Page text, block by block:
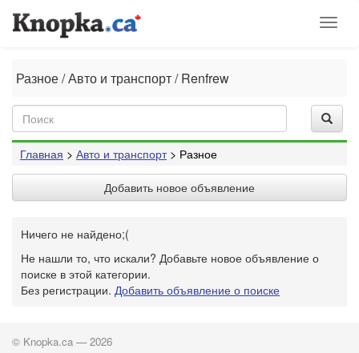
Разное / Авто и транспорт / Renfrew
Главная > Авто и транспорт> Разное
Добавить новое объявление
Ничего не найдено;(
Не нашли то, что искали? Добавьте новое объявление о
поиске в этой категории.
Без регистрации. Добавить объявление о поиске
© Knopka.ca — 2026